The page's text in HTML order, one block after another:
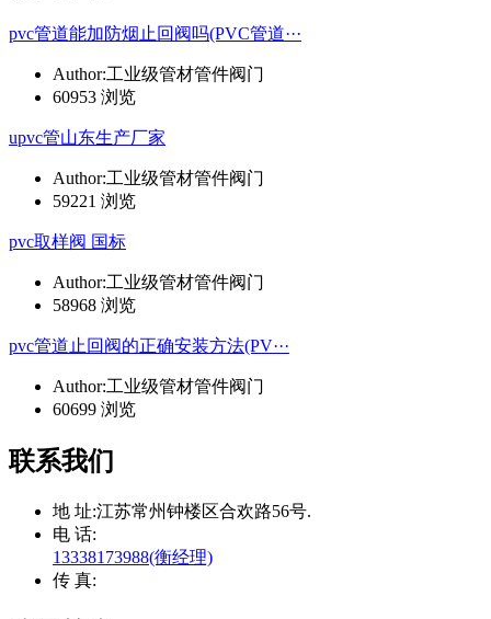
pvc管道能加防烟止回阀吗(PVC管道···
Author:工业级管材管件阀门
60953 浏览
upvc管山东生产厂家
Author:工业级管材管件阀门
59221 浏览
pvc取样阀 国标
Author:工业级管材管件阀门
58968 浏览
pvc管道止回阀的正确安装方法(PV···
Author:工业级管材管件阀门
60699 浏览
联系我们
地 址:江苏常州钟楼区合欢路56号.
电 话:
13338173988(衡经理)
传 真: